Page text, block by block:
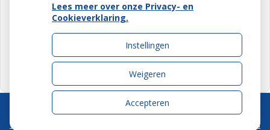
U heeft geen toestemming gegeven
voorexterne inhouddie nodig is om
dit te zien.
Cookie-instellingen wijzigen
Uw Zorg Online|Beheer
Privacy verklaring
Voorwaarden
Lees meer over onze Privacy- en
Cookieverklaring.
Instellingen
Weigeren
Accepteren